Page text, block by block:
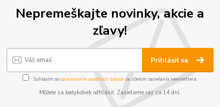
Nepremeškajte novinky, akcie a
zľavy!
Prihlásiť sa
Súhlasím sospracovaním osobných údajov za účelom zasielania newslettera.
Môžete sa kedykoľvek odhlásiť. Zasielame raz za 14 dní.